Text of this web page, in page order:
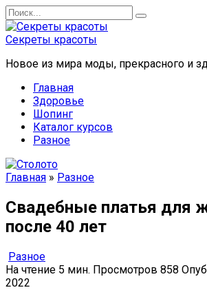
Перейти
к
содержанию
Search
for:
Секреты красоты
Новое из мира моды, прекрасного и
Главная
Здоровье
Шопинг
Каталог курсов
Разное
Главная » Разное
Свадебные платья для
после 40 лет
Разное
На чтение 5 мин. Просмотров 858
2022